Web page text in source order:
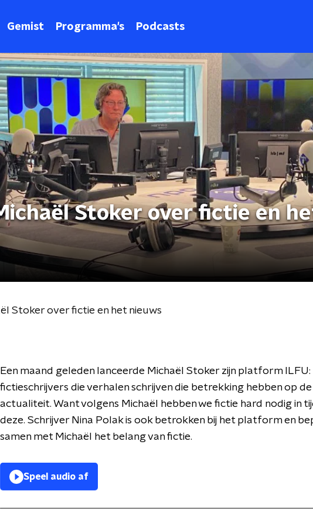
Gemist Programma's Podcasts
Stoker over fictie en
Stoker over fictie en het nieuws
Een maand geleden lanceerde Michaël Stoker zijn platform ILFU:
fictieschrijvers die verhalen schrijven die betrekking hebben op de
actualiteit. Want volgens Michaël hebben we fictie hard nodig in
deze. Schrijver Nina Polak is ook betrokken bij het platform en
samen met Michaël het belang van fictie.
Speel audio af